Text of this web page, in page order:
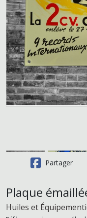
Partager
Plaque
Huiles et